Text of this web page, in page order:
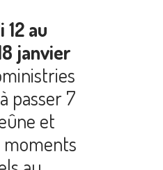
12 au
janvier
passer 7
et
moments